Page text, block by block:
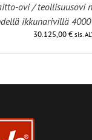
ovi / teollisuusovi
ikkunarivillä
30.125,00€ sis.